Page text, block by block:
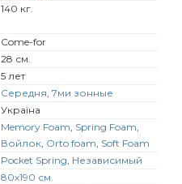
140 кг.
Come-for
28 см.
5 лет
Середня, 7ми зонные
Україна
Memory Foam, Spring Foam,
Войлок, Orto foam, Soft Foam
Pocket Spring, Независимый
80х190 см.